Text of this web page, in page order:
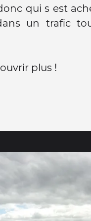
qui s est
un trafic
plus !